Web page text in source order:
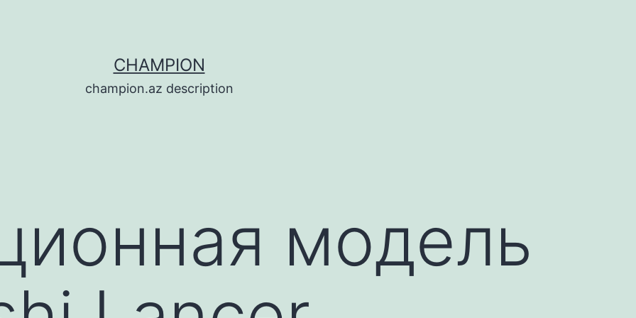
CHAMPION
champion.az description
модель